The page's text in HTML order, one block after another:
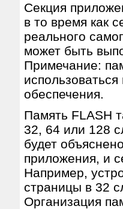
Секция
в то время как
реального
может быть
Примечание:
обеспечения.
Память FLASH
32, 64 или 128
будет
приложения, и
Например,
страницы в 32
Организация